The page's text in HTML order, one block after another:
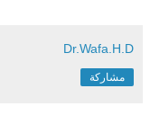
Dr.Wafa.H.D
مشاركة